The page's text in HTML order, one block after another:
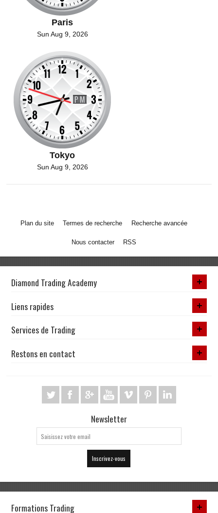
Paris
Sun Aug 9, 2026
Tokyo
Sun Aug 9, 2026
Plan du site Termes de recherche Recherche avancée
Nous contacter RSS
Diamond Trading Academy
Liens rapides
Services de Trading
Restons en contact
Newsletter
Inscrivez-vous
Formations Trading